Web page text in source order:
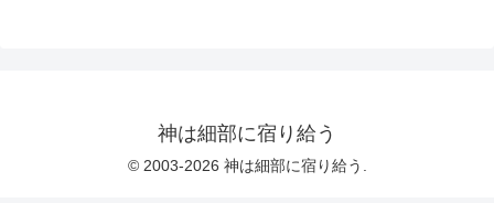
神は細部に宿り給う
© 2003-2026 神は細部に宿り給う.